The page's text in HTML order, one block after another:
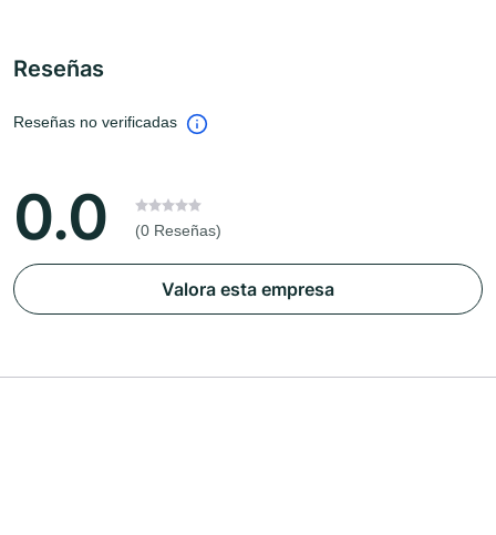
Reseñas
Reseñas no verificadas
0.0 (0 Reseñas)
Valora esta empresa